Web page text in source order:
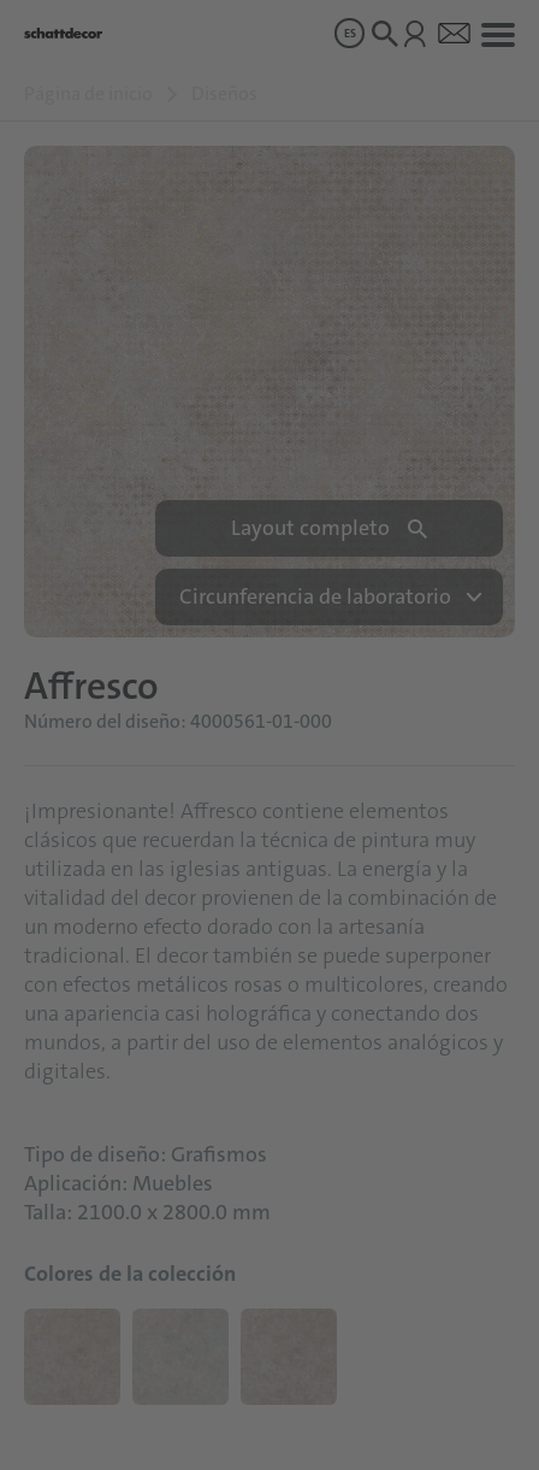
ES
Layout completo
Circunferencia de laboratorio
Affresco
Número del diseño: 4000561-01-000
¡Impresionante! Affresco contiene elementos
clásicos que recuerdan la técnica de pintura muy
utilizada en las iglesias antiguas. La energía y la
vitalidad del decor provienen de la combinación de
un moderno efecto dorado con la artesanía
tradicional. El decor también se puede superponer
con efectos metálicos rosas o multicolores, creando
una apariencia casi holográfica y conectando dos
mundos, a partir del uso de elementos analógicos y
digitales.
Tipo de diseño: Grafismos
Aplicación: Muebles
Talla: 2100.0 x 2800.0 mm
Colores de la colección